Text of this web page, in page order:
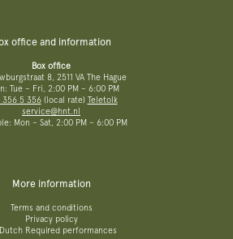
office and information
Box office
8, 2511 VA The Hague
Tue – Fri, 2:00 PM – 6:00 PM
356 5 356(local rate) Teletolk
service@hnt.nl
Mon – Sat, 2:00 PM – 6:00 PM
More information
Terms and conditions
Privacy policy
Required performances